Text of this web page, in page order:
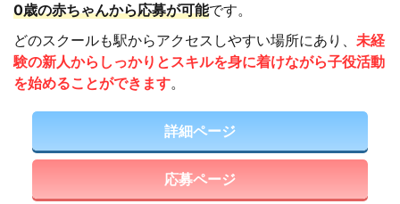
0歳の赤ちゃんから応募が可能です。
どのスクールも駅からアクセスしやすい場所にあり、 未経
験の新人からしっかりとスキルを身に着けながら子役活動
を始めることができます。
詳細ページ
応募ページ